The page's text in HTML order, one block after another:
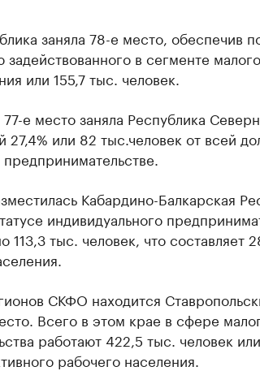
заняла 78-е место, обеспечив
в сегменте
или 155,7 тыс. человек.
е место заняла Республика
27,4% или 82 тыс.человек от всей
Кабардино-Балкарская
индивидуального
113,3 тыс. человек, что составляет
СКФО находится
Всего в этом крае в сфере
работают 422,5 тыс. человек
рабочего населения.